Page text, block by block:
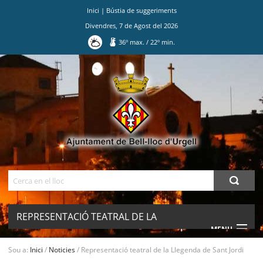
Inici | Bústia de suggeriments
Divendres 7 de Agost del 2026
36º max./ 22º min.
REPRESENTACIÓ TEATRAL DE LA
LLEGENDA DE SANT JORDI
MENU
Sou a: Inici / Noticies/ Representació teatral de la Llegenda de Sant Jordi